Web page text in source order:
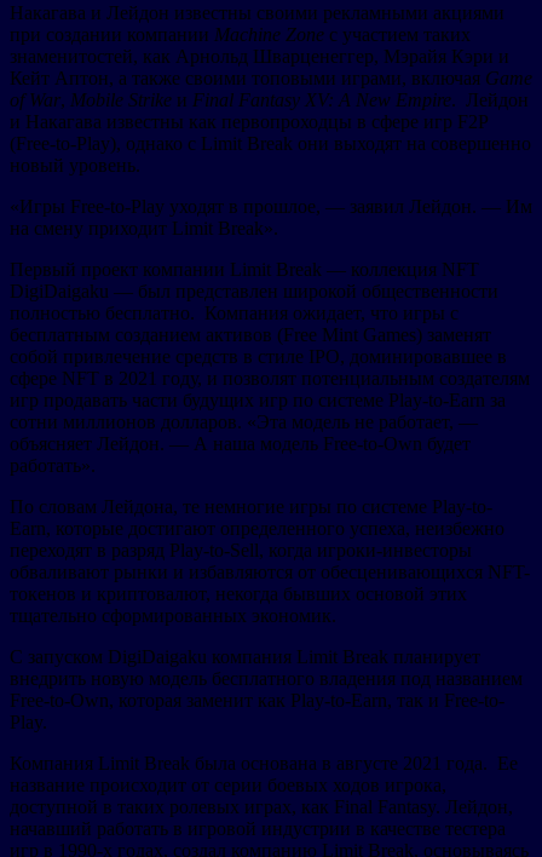
Накагава и Лейдон известны своими рекламными акциями
при создании компании Machine Zone с участием таких
знаменитостей, как Арнольд Шварценеггер, Мэрайя Кэри и
Кейт Аптон, а также своими топовыми играми, включая Game
of War, Mobile Strike и Final Fantasy XV: A New Empire. Лейдон
и Накагава известны как первопроходцы в сфере игр F2P
(Free-to-Play), однако с Limit Break они выходят на совершенно
новый уровень.
«Игры Free-to-Play уходят в прошлое, — заявил Лейдон. — Им
на смену приходит Limit Break».
Первый проект компании Limit Break — коллекция NFT
DigiDaigaku — был представлен широкой общественности
полностью бесплатно. Компания ожидает, что игры с
бесплатным созданием активов (Free Mint Games) заменят
собой привлечение средств в стиле IPO, доминировавшее в
сфере NFT в 2021 году, и позволят потенциальным создателям
игр продавать части будущих игр по системе Play-to-Earn за
сотни миллионов долларов. «Эта модель не работает, —
объясняет Лейдон. — А наша модель Free-to-Own будет
работать».
По словам Лейдона, те немногие игры по системе Play-to-
Earn, которые достигают определенного успеха, неизбежно
переходят в разряд Play-to-Sell, когда игроки-инвесторы
обваливают рынки и избавляются от обесценивающихся NFT-
токенов и криптовалют, некогда бывших основой этих
тщательно сформированных экономик.
С запуском DigiDaigaku компания Limit Break планирует
внедрить новую модель бесплатного владения под названием
Free-to-Own, которая заменит как Play-to-Earn, так и Free-to-
Play.
Компания Limit Break была основана в августе 2021 года. Ее
название происходит от серии боевых ходов игрока,
доступной в таких ролевых играх, как Final Fantasy. Лейдон,
начавший работать в игровой индустрии в качестве тестера
игр в 1990-х годах, создал компанию Limit Break, основываясь